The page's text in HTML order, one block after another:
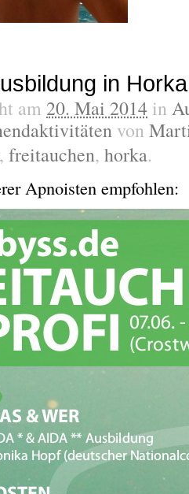
in Horka
am 20. Mai 2014 in
von
, freitauchen, horka.
Apnoisten empfohlen: